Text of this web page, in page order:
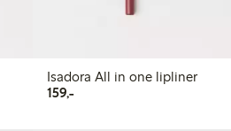
Isadora All in one lipliner
159,-159,00 kr